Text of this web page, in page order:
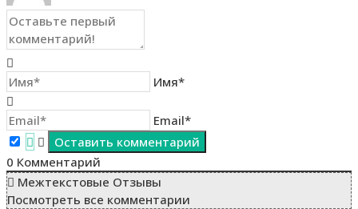
Имя*
Email*
0 Комментарий
Межтекстовые Отзывы
Посмотреть все комментарии